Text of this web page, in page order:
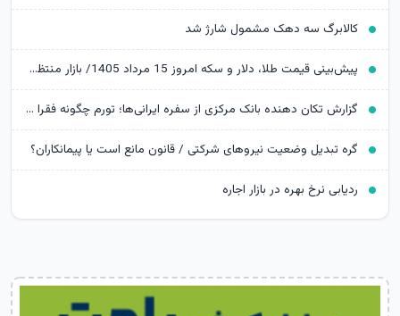
کالابرگ سه دهک مشمول شارژ شد
پیش‌بینی قیمت طلا، دلار و سکه امروز 15 مرداد 1405/ بازار منتظر مذاکرات تنگه هرمز
گزارش تکان‌ دهنده بانک مرکزی از سفره ایرانی‌ها؛ تورم چگونه فقرا را فقیرتر کرد؟
گره تبدیل وضعیت نیروهای شرکتی / قانون مانع است یا پیمانکاران؟
ردیابی نرخ بهره در بازار اجاره